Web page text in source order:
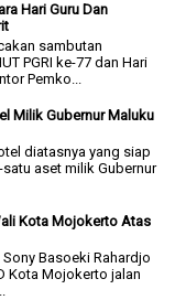
Hari Guru Dan
sambutan
PGRI ke-77 dan Hari
Pemko...
Milik Gubernur Maluku
diatasnya yang siap
aset milik Gubernur
Kota Mojokerto Atas
Basoeki Rahardjo
Kota Mojokerto jalan